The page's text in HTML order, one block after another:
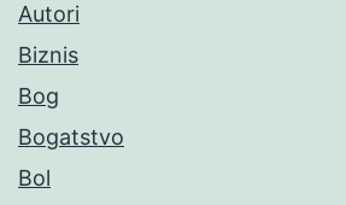
Autori
Biznis
Bog
Bogatstvo
Bol